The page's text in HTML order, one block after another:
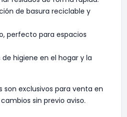
de basura reciclable y
perfecto para espacios
higiene en el hogar y la
son exclusivos para venta en
sin previo aviso.